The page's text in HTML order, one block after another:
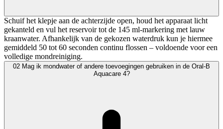
Schuif het klepje aan de achterzijde open, houd het apparaat licht
gekanteld en vul het reservoir tot de 145 ml-markering met lauw
kraanwater. Afhankelijk van de gekozen waterdruk kun je hiermee
gemiddeld 50 tot 60 seconden continu flossen – voldoende voor een
volledige mondreiniging.
02 Mag ik mondwater of andere toevoegingen gebruiken in de Oral-B
Aquacare 4?